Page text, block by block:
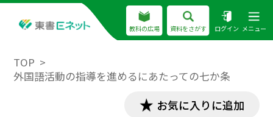
教科の広場 資料をさがす ログイン メニュー
TOP
外国語活動の指導を進めるにあたっての七か条
お気に入りに追加